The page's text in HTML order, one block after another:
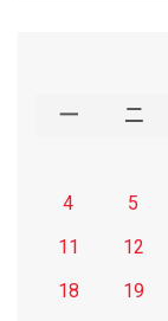
一 二
4
5
11
12
18
19